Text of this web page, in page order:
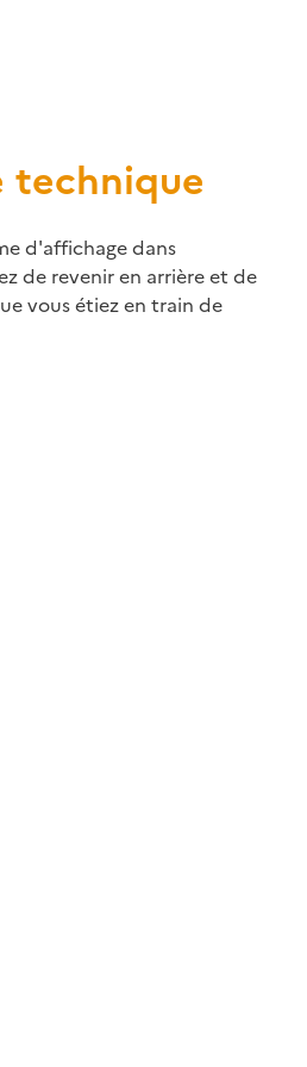
technique
d'affichage dans
de revenir en arrière et de
vous étiez en train de